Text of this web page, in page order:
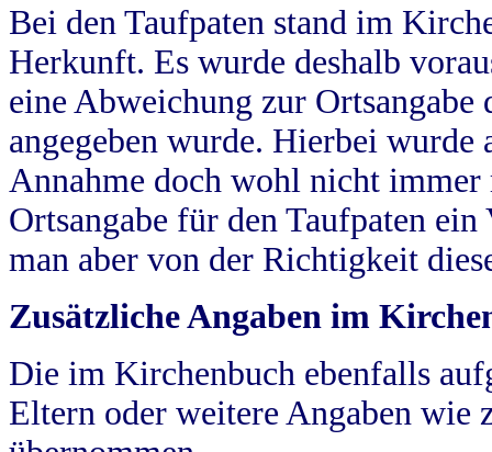
Bei den Taufpaten stand im
Herkunft. Es wurde deshalb
eine Abweichung zur
angegeben wurde. Hierbei wurde
Annahme doch wohl nicht
Ortsangabe für den Taufpaten
man aber von der Richtigkeit
Zusätzliche Angaben im
Die im Kirchenbuch ebenfalls
Eltern oder weitere Angaben wie